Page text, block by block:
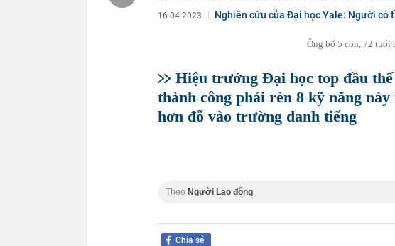
08:26
CEO Dương Văn Bắc: Trải qua
giờ là lúc Novaland nỗ lực từng
Vụ ô tô bị trộm 2 bánh khi đỗ
08:25
Thượng viện Mỹ thông qua dự
dầu khí Nga
08:20
Chuyện gì đang xảy ra với
16-04-2023 Nghiên cứu của Đại học Yale: Người có
Ông bố 5 con, 72 tuổi
Hiệu trưởng Đại học top đầu
thành công phải rèn 8 kỹ năng
hơn đỗ vào trường danh tiếng
Theo Người Lao động
Chia sẻ